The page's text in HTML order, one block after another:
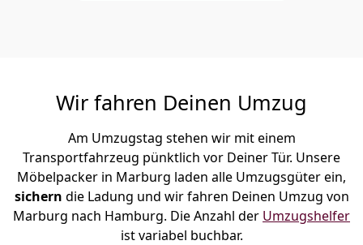
Wir fahren Deinen Umzug
Am Umzugstag stehen wir mit einem
Transportfahrzeug pünktlich vor Deiner Tür. Unsere
Möbelpacker in Marburg laden alle Umzugsgüter ein,
sichern die Ladung und wir fahren Deinen Umzug von
Marburg nach Hamburg. Die Anzahl der Umzugshelfer
ist variabel buchbar.